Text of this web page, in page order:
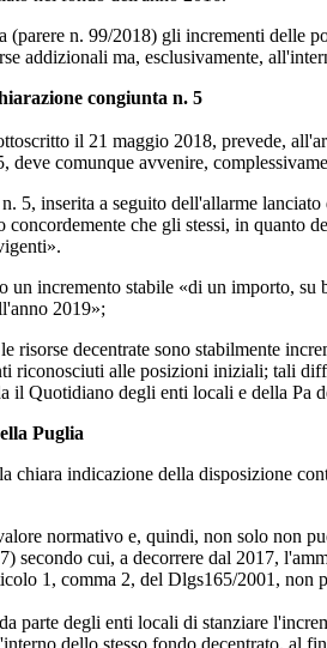
(parere n. 99/2018) gli incrementi delle
addizionali ma, esclusivamente,
congiunta n. 5
il 21 maggio 2018, prevede,
deve comunque avvenire,
5, inserita a seguito dell'allarme
concordemente che gli stessi, in
un incremento stabile «di un importo, su
2019»;
risorse decentrate sono stabilmente
riconosciuti alle posizioni iniziali; tali
il Quotidiano degli enti locali e della Pa
Puglia
chiara indicazione della disposizione
normativo e, quindi, non solo non
secondo cui, a decorrere dal 2017,
1, comma 2, del Dlgs165/2001, non
parte degli enti locali di stanziare
dello stesso fondo decentrato, al